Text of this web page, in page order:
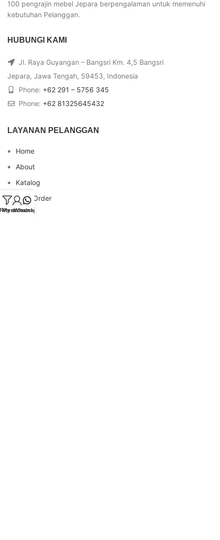
100 pengrajin mebel Jepara berpengalaman untuk memenuhi
kebutuhan Pelanggan.
HUBUNGI KAMI
Jl. Raya Guyangan – Bangsri Km. 4,5 Bangsri
Jepara, Jawa Tengah, 59453, Indonesia
Phone: +62 291 – 5756 345
Phone: +62 81325645432
LAYANAN PELANGGAN
Home
About
Katalog
Cara Order
Blog
My account
Whatsapp